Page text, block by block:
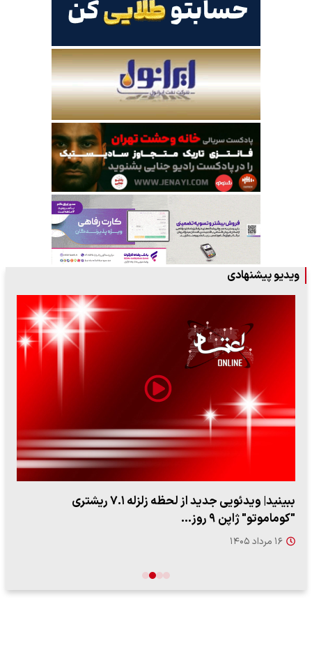
ویدیو پیشنهادی
ببینید| ویدئویی جدید از لحظه زلزله ۷.۱ ریشتری
"کوماموتو" ژاپن ۹ روز…
۱۶ مرداد ۱۴۰۵